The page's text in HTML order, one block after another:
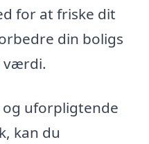
for at friske dit
din boligs
værdi.
og uforpligtende
kan du